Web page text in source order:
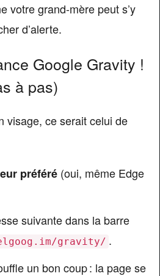
is
votre grand-mère peut s’y
d’alerte.
Google Gravity !
à pas)
visage, ce serait celui de
préféré(oui, même Edge
suivante dans la barre
gravity/ .
un bon coup : la page se